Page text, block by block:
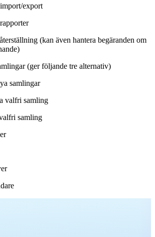
export
(kan även hantera begäranden om
(ger följande tre alternativ)
samlingar
valfri samling
samling